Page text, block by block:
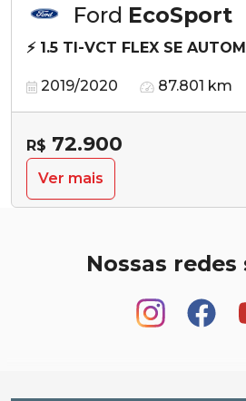
Ford EcoSport
⚡ 1.5 TI-VCT FLEX SE
2019/2020 87.801 km
R$ 72.900
Ver mais
Nossas redes